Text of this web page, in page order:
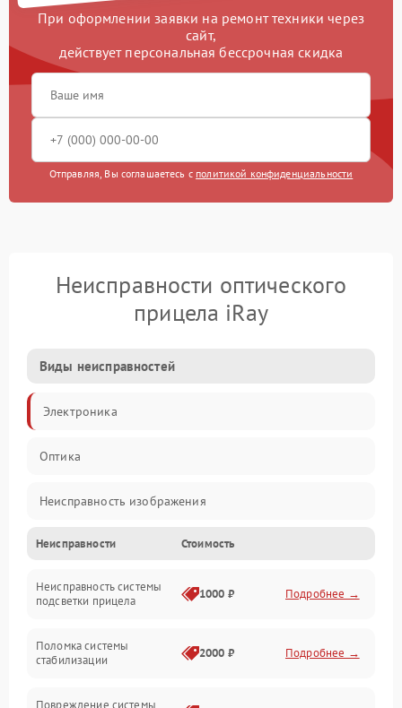
При оформлении заявки на ремонт техники через
сайт,
действует персональная бессрочная скидка
Отправляя, Вы соглашаетесь с политикой конфиденциальности
Неисправности оптического
прицела iRay
Виды неисправностей
Электроника
Оптика
Неисправность изображения
Механические повреждения
Неисправность фокусировки и оптики
Неисправности Стоимость
Неисправность системы
подсветки прицела
1000 ₽ Подробнее →
Поломка системы
стабилизации
2000 ₽ Подробнее →
Повреждение системы